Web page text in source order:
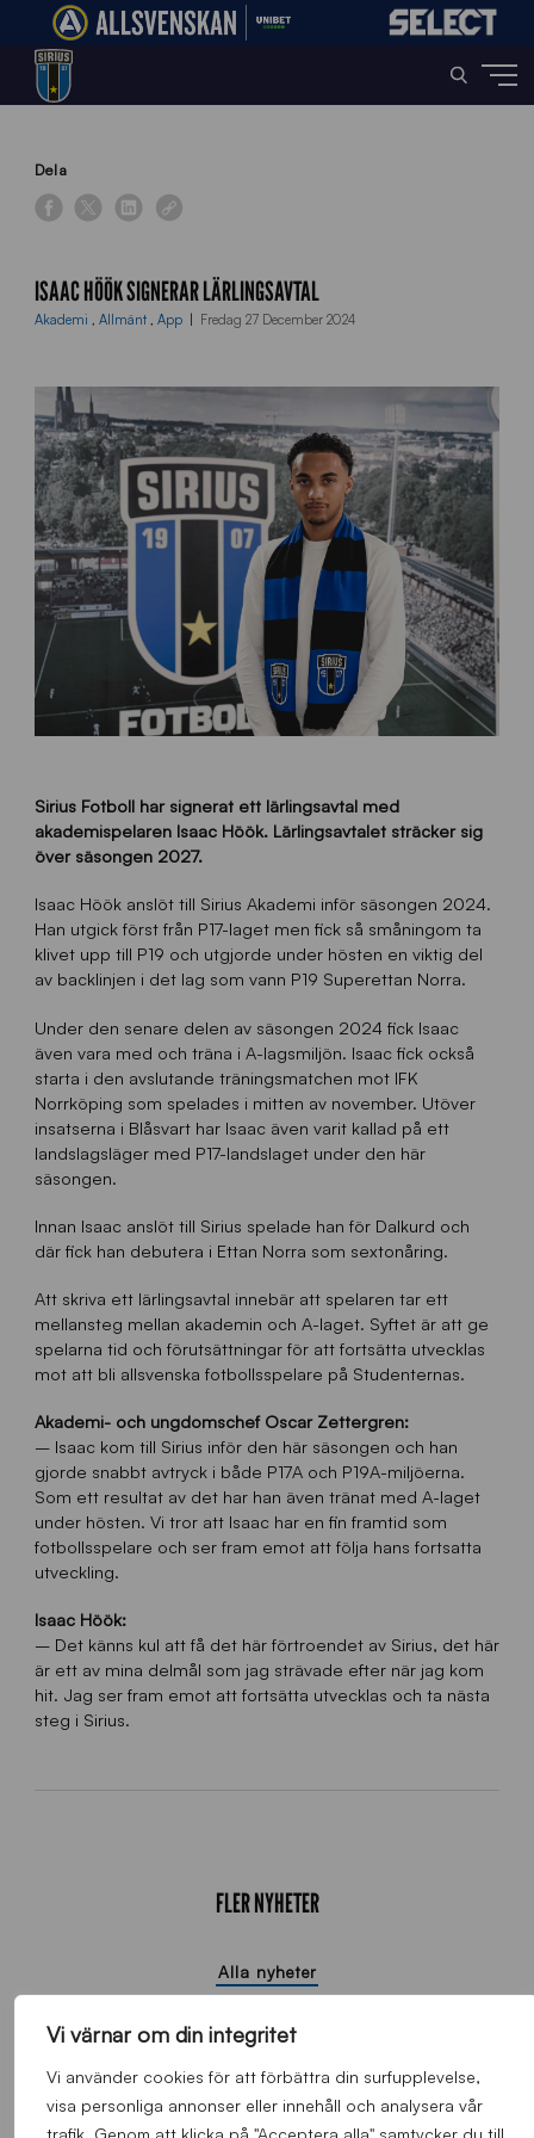
Vi värnar om din integritet
Vi använder cookies för att förbättra din surfupplevelse,
visa personliga annonser eller innehåll och analysera vår
trafik. Genom att klicka på "Acceptera alla" samtycker du till
Home»
Dela
ISAAC HÖÖK SIGNERAR LÄRLINGSAVTAL
Akademi , Allmänt , App Fredag 27 December 2024
Sirius Fotboll har signerat ett lärlingsavtal med
akademispelaren Isaac Höök. Lärlingsavtalet sträcker sig
över säsongen 2027.
Isaac Höök anslöt till Sirius Akademi inför säsongen 2024.
Han utgick först från P17-laget men fick så småningom ta
klivet upp till P19 och utgjorde under hösten en viktig del
av backlinjen i det lag som vann P19 Superettan Norra.
Under den senare delen av säsongen 2024 fick Isaac
även vara med och träna i A-lagsmiljön. Isaac fick också
starta i den avslutande träningsmatchen mot IFK
Norrköping som spelades i mitten av november. Utöver
insatserna i Blåsvart har Isaac även varit kallad på ett
landslagsläger med P17-landslaget under den här
säsongen.
Innan Isaac anslöt till Sirius spelade han för Dalkurd och
där fick han debutera i Ettan Norra som sextonåring.
Att skriva ett lärlingsavtal innebär att spelaren tar ett
mellansteg mellan akademin och A-laget. Syftet är att ge
spelarna tid och förutsättningar för att fortsätta utvecklas
mot att bli allsvenska fotbollsspelare på Studenternas.
Akademi- och ungdomschef Oscar Zettergren:
– Isaac kom till Sirius inför den här säsongen och han
gjorde snabbt avtryck i både P17A och P19A-miljöerna.
Som ett resultat av det har han även tränat med A-laget
under hösten. Vi tror att Isaac har en fin framtid som
fotbollsspelare och ser fram emot att följa hans fortsatta
utveckling.
Isaac Höök:
– Det känns kul att få det här förtroendet av Sirius, det här
är ett av mina delmål som jag strävade efter när jag kom
hit. Jag ser fram emot att fortsätta utvecklas och ta nästa
steg i Sirius.
FLER NYHETER
Alla nyheter